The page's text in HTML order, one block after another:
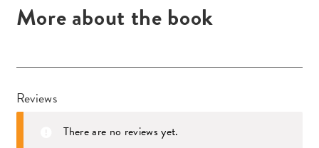
More about the book
Reviews
There are no reviews yet.